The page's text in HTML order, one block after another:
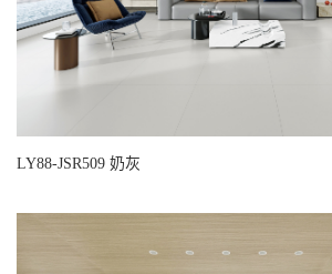
LY88-JSR509 奶灰